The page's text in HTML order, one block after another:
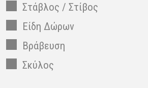
Στάβλος / Στίβος
Είδη Δώρων
Βράβευση
Σκύλος